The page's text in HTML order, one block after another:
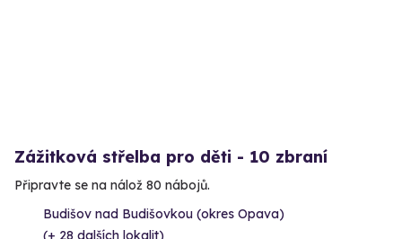
Zážitková střelba pro děti - 10 zbraní
Připravte se na nálož 80 nábojů.
Budišov nad Budišovkou (okres Opava)
(+ 28 dalších lokalit)